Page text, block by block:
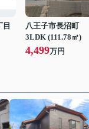
目
八王子市長沼町
3LDK (111.78㎡)
4,499万円